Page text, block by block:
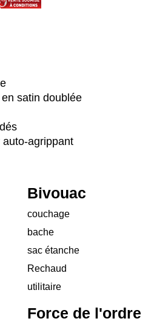
satin doublée
agrippant
Bivouac
couchage
bache
sac étanche
Rechaud
utilitaire
Force de l'ordre